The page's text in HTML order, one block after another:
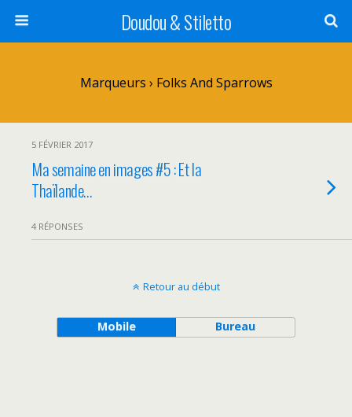
Doudou & Stiletto
Marqueurs › Folks And Sparrows
5 FÉVRIER 2017
Ma semaine en images #5 : Et la
Thaïlande…
4 RÉPONSES
Retour au début
Mobile Bureau